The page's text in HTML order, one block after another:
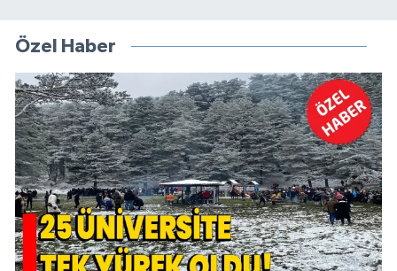
Özel Haber